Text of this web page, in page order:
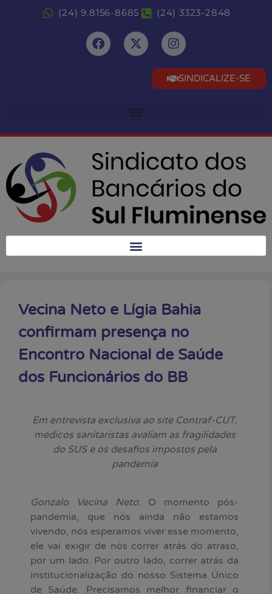
(24) 9.8156-8685 (24) 3323-2848
SINDICALIZE-SE
Vecina Neto e Lígia Bahia
confirmam presença no
Encontro Nacional de Saúde
dos Funcionários do BB
Em entrevista exclusiva ao site Contraf-CUT,
médicos sanitaristas avaliam as fragilidades
do SUS e os desafios impostos pela
pandemia
Gonzalo Vecina Neto: O momento pós-
pandemia, que nós ainda não estamos
vivendo, nós esperamos viver esse momento,
ele vai exigir de nós correr atrás do atraso,
por um lado. Por outro lado, correr atrás da
institucionalização do nosso Sistema Único
de Saúde. Precisamos melhor financiar o